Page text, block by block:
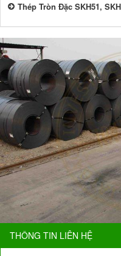
Thép Tròn Đặc SKH51,
THÔNG TIN LIÊN HỆ